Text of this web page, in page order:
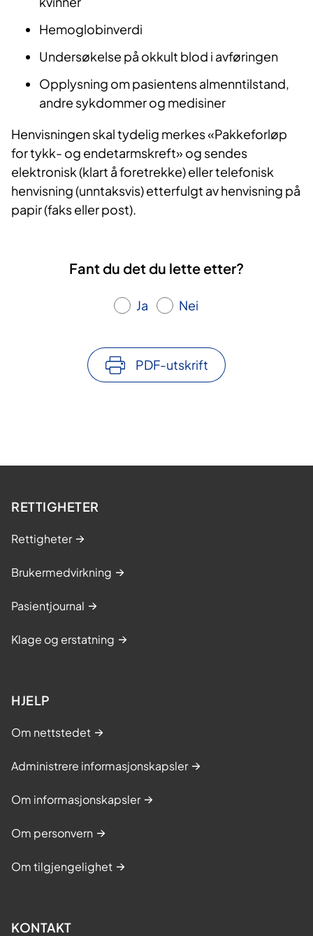
Hemoglobinverdi
Undersøkelse på okkult blod i avføringen
Opplysning om pasientens almenntilstand,
andre sykdommer og medisiner
Henvisningen skal tydelig merkes «Pakkeforløp
for tykk- og endetarmskreft» og sendes
elektronisk (klart å foretrekke) eller telefonisk
henvisning (unntaksvis) etterfulgt av henvisning på
papir (faks eller post).
Fant du det du lette etter?
Ja Nei
PDF-utskrift
RETTIGHETER
Rettigheter
Brukermedvirkning
Pasientjournal
Klage og erstatning
HJELP
Om nettstedet
Administrere informasjonskapsler
Om informasjonskapsler
Om personvern
Om tilgjengelighet
KONTAKT